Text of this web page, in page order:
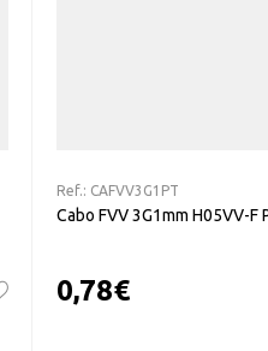
Ref.: CAFVV3G1PT
Cabo FVV 3G1mm H05VV-F
0,78€